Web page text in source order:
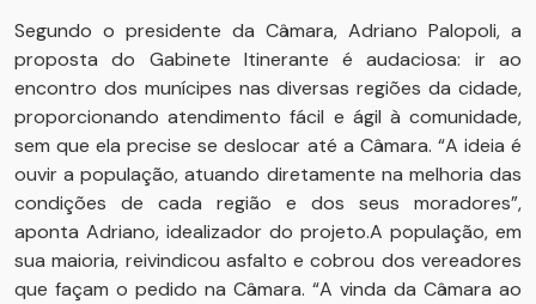
Segundo o presidente da Câmara, Adriano Palopoli, a
proposta do Gabinete Itinerante é audaciosa: ir ao
encontro dos munícipes nas diversas regiões da cidade,
proporcionando atendimento fácil e ágil à comunidade,
sem que ela precise se deslocar até a Câmara. “A ideia é
ouvir a população, atuando diretamente na melhoria das
condições de cada região e dos seus moradores”,
aponta Adriano, idealizador do projeto.A população, em
sua maioria, reivindicou asfalto e cobrou dos vereadores
que façam o pedido na Câmara. “A vinda da Câmara ao